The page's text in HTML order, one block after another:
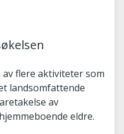
flere aktiviteter som
landsomfattende
av
eldre.